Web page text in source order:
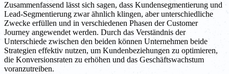
Zusammenfassend lässt sich sagen, dass Kundensegmentierung und
Lead-Segmentierung zwar ähnlich klingen, aber unterschiedliche
Zwecke erfüllen und in verschiedenen Phasen der Customer
Journey angewendet werden. Durch das Verständnis der
Unterschiede zwischen den beiden können Unternehmen beide
Strategien effektiv nutzen, um Kundenbeziehungen zu optimieren,
die Konversionsraten zu erhöhen und das Geschäftswachstum
voranzutreiben.